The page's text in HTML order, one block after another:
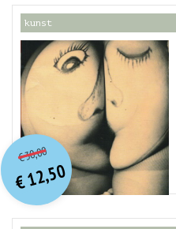
kunst
€30,00O
orspr
onkelijke
prijs
was:
€ 30,00.
€12,50
Huidige
prijs
is:€ 12,50.